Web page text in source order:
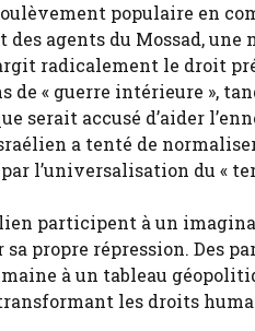
populaire en
agents du Mossad,
radicalement le droit
« guerre intérieure »,
serait accusé d’aider
a tenté de
l’universalisation du «
participent à un
propre répression. Des
à un tableau
les droits